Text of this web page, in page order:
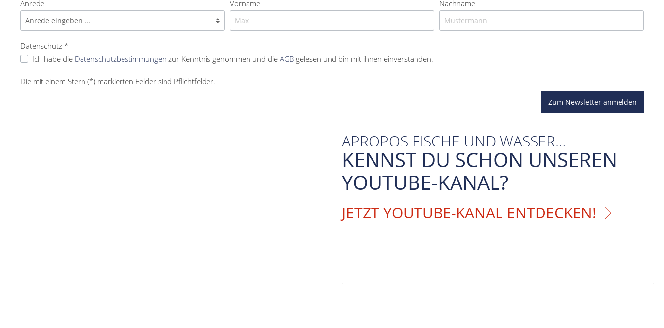
Anrede Vorname Nachname
Datenschutz *
Ich habe die Datenschutzbestimmungen zur Kenntnis genommen und die AGB gelesen und bin mit ihnen einverstanden.
Die mit einem Stern (*) markierten Felder sind Pflichtfelder.
Zum Newsletter anmelden
APROPOS FISCHE UND WASSER…
KENNST DU SCHON UNSEREN
YOUTUBE-KANAL?
JETZT YOUTUBE-KANAL ENTDECKEN!